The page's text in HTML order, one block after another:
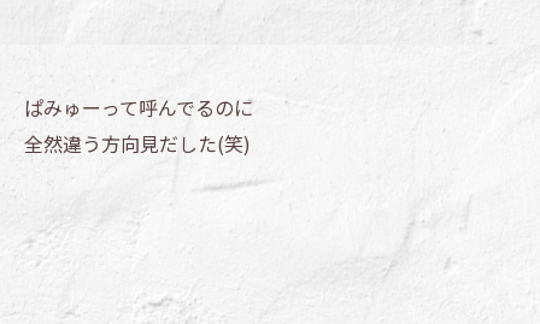
ぱみゅーって呼んでるのに
全然違う方向見だした(笑)